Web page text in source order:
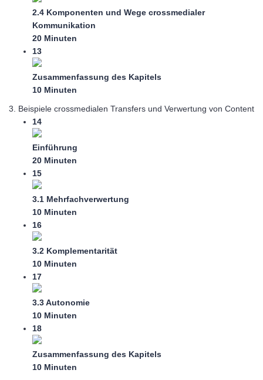
2.4 Komponenten und Wege crossmedialer
Kommunikation
20 Minuten
13
Zusammenfassung des Kapitels
10 Minuten
3. Beispiele crossmedialen Transfers und Verwertung von Content
14
Einführung
20 Minuten
15
3.1 Mehrfachverwertung
10 Minuten
16
3.2 Komplementarität
10 Minuten
17
3.3 Autonomie
10 Minuten
18
Zusammenfassung des Kapitels
10 Minuten